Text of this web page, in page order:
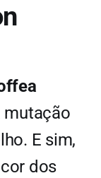
mutação
E sim,
dos